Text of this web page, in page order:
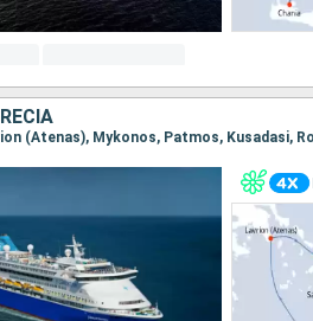
(Atenas), Mykonos, Patmos, Kusadasi,